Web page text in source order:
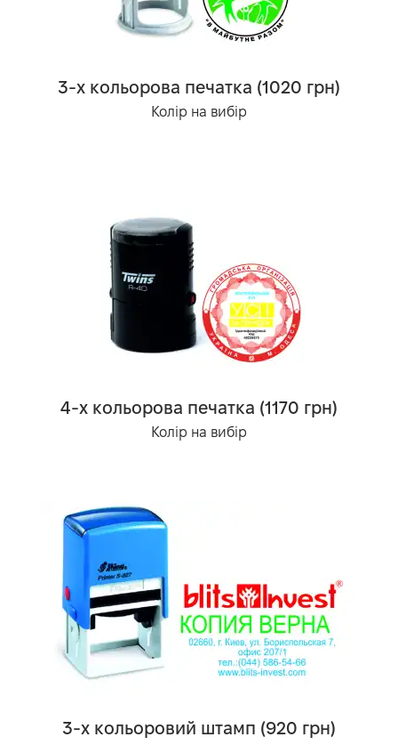
3-х кольорова печатка (1020 грн)
Колір на вибір
4-х кольорова печатка (1170 грн)
Колір на вибір
3-х кольоровий штамп (920 грн)